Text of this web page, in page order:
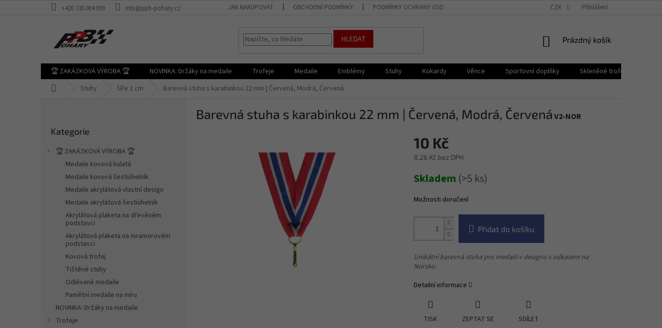
+420 735 004 009 info@ppb-pohary.cz JAK NAKUPOVAT OBCHODNÍ PODMÍNKY PODMÍNKY OCHRANY OSOBNÍCH ÚDAJŮ PROČ PPB POHÁRY?
CZK Přihlášení
HLEDAT
NÁKUPNÍ
Prázdný košík
🏆 ZAKÁZKOVÁ VÝROBA 🏆 NOVINKA: Držáky na medaile Trofeje Medaile Emblémy Stuhy Kokardy Věnce Sportovní doplňky Skleněné trofeje
Stuhy šíře 2 cm Barevná stuha s karabinkou 22 mm | Červená, Modrá, Červená
kategorie
Kategorie
🏆 ZAKÁZKOVÁ VÝROBA 🏆
Medaile kovová kulatá
Medaile kovová šestiúhelník
Medaile akrylátová vlastní design
Medaile akrylátová šestiúhelník
Akrylátová plaketa na dřevěném
podstavci
Akrylátová plaketa na mramorovém
podstavci
Kovová trofej
Tištěné stuhy
Odlévané medaile
Pamětní medaile na míru
NOVINKA: Držáky na medaile
Trofeje
Barevná stuha s karabinkou 22 mm | Červená, Modrá, ČervenáV2-NOR
10 Kč
8,26 Kč bez DPH
cena:
Skladem (>5 ks)
Možnosti doručení
Přidat do košíku
Unikátní barevná stuha pro medaili v designu s odkazem na
Norsko.
Detailní informace
TISK ZEPTAT SE SDÍLET